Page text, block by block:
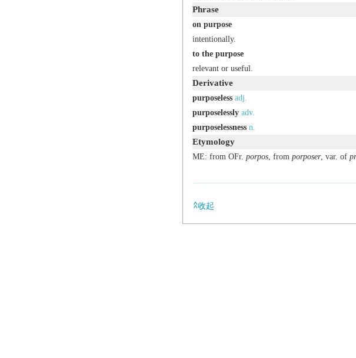
Phrase
on purpose
intentionally.
to the purpose
relevant or useful.
Derivative
purposeless adj.
purposelessly adv.
purposelessness n.
Etymology
ME: from OFr. porpos, from porposer, var. of
收起